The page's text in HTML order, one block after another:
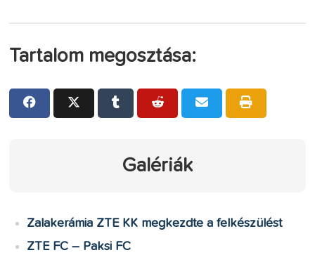
Tartalom megosztása:
Galériák
Zalakerámia ZTE KK megkezdte a felkészülést
ZTE FC – Paksi FC